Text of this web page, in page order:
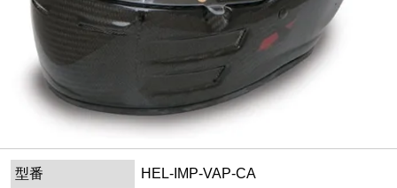
型番
HEL-IMP-VAP-CA